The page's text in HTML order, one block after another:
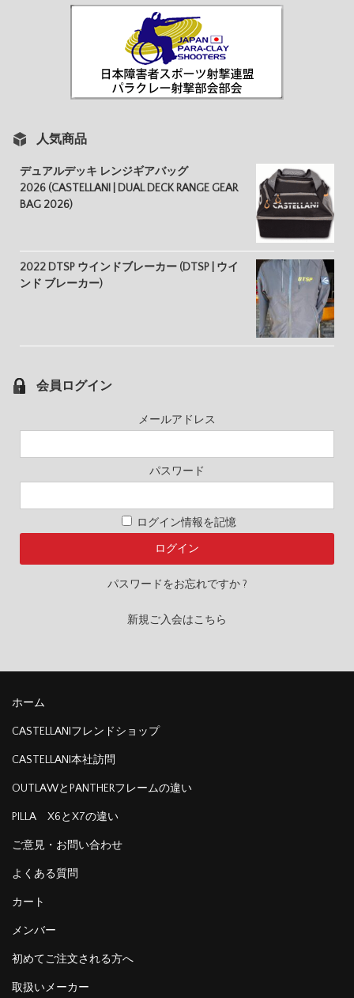
人気商品
デュアルデッキ レンジギアバッグ
2026 (CASTELLANI | DUAL DECK RANGE GEAR
BAG 2026)
2022 DTSP ウインドブレーカー (DTSP | ウイ
ンド ブレーカー)
会員ログイン
メールアドレス
パスワード
ログイン情報を記憶
パスワードをお忘れですか ?
新規ご入会はこちら
ホーム
CASTELLANIフレンドショップ
CASTELLANI本社訪問
OUTLAWとPANTHERフレームの違い
PILLA X6とX7の違い
ご意見・お問い合わせ
よくある質問
カート
メンバー
初めてご注文される方へ
取扱いメーカー